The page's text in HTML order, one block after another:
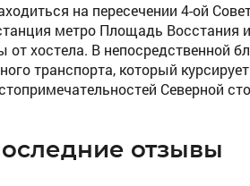
на пересечении 4-ой
метро Площадь
хостела. В непосредственной
транспорта, который
Северной
отзывы